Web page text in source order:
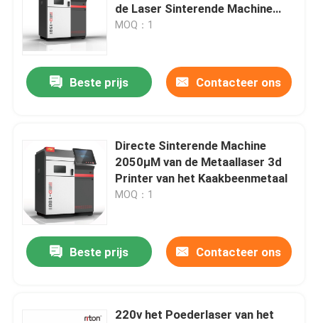
de Laser Sinterende Machine
Tand 3d Printer
MOQ：1
Beste prijs Contacteer ons
Directe Sinterende Machine
2050μM van de Metaallaser 3d
Printer van het Kaakbeenmetaal
MOQ：1
Beste prijs Contacteer ons
220v het Poederlaser van het